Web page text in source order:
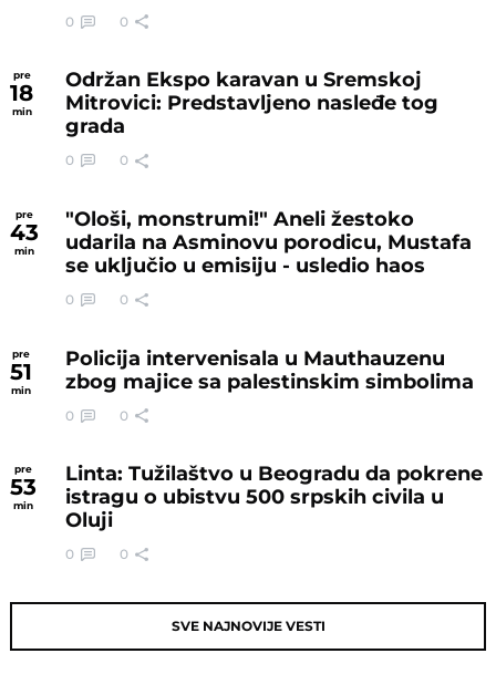
0 0
pre
18
min
Održan Ekspo karavan u Sremskoj
Mitrovici: Predstavljeno nasleđe tog
grada
0 0
pre
43
min
"Ološi, monstrumi!" Aneli žestoko
udarila na Asminovu porodicu, Mustafa
se uključio u emisiju - usledio haos
0 0
pre
51
min
Policija intervenisala u Mauthauzenu
zbog majice sa palestinskim simbolima
0 0
pre
53
min
Linta: Tužilaštvo u Beogradu da pokrene
istragu o ubistvu 500 srpskih civila u
Oluji
0 0
SVE NAJNOVIJE VESTI